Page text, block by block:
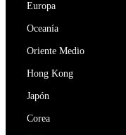
Europa
Oceanía
Oriente Medio
Hong Kong
Japón
Corea